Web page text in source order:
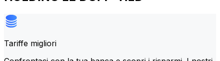
Tariffe migliori